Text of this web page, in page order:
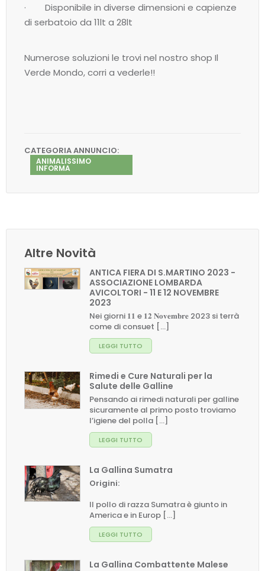
· Disponibile in diverse dimensioni e capienze
di serbatoio da 11lt a 28lt
Numerose soluzioni le trovi nel nostro shop Il
Verde Mondo, corri a vederle!!
CATEGORIA ANNUNCIO:
ANIMALISSIMO
INFORMA
Altre Novità
ANTICA FIERA DI S.MARTINO 2023 -
ASSOCIAZIONE LOMBARDA
AVICOLTORI - 11 E 12 NOVEMBRE
2023
Nei giorni 𝟏𝟏 e 𝟏𝟐 𝐍𝐨𝐯𝐞𝐦𝐛𝐫𝐞 2023 si terrà
come di consuet [...]
LEGGI TUTTO
Rimedi e Cure Naturali per la
Salute delle Galline
Pensando ai rimedi naturali per galline
sicuramente al primo posto troviamo
l’igiene del polla [...]
LEGGI TUTTO
La Gallina Sumatra
Origini:
Il pollo di razza Sumatra è giunto in
America e in Europ [...]
LEGGI TUTTO
La Gallina Combattente Malese